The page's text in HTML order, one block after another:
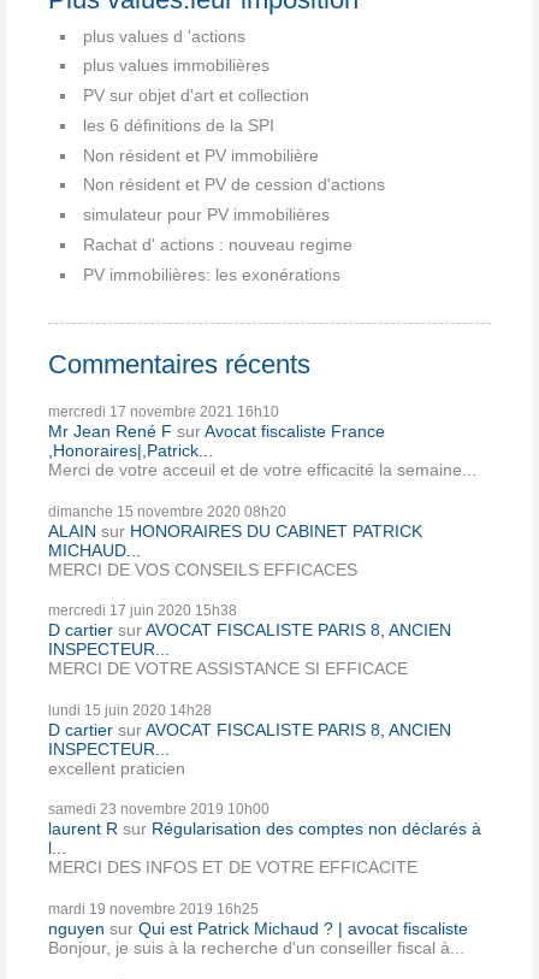
plus values d 'actions
plus values immobilières
PV sur objet d'art et collection
les 6 définitions de la SPI
Non résident et PV immobilière
Non résident et PV de cession d'actions
simulateur pour PV immobilières
Rachat d' actions : nouveau regime
PV immobilières: les exonérations
Commentaires récents
mercredi 17 novembre 2021 16h10
Mr Jean René F surAvocat fiscaliste France
,Honoraires|,Patrick...
Merci de votre acceuil et de votre efficacité la semaine...
dimanche 15 novembre 2020 08h20
ALAIN sur HONORAIRES DU CABINET PATRICK
MICHAUD...
MERCI DE VOS CONSEILS EFFICACES
mercredi 17 juin 2020 15h38
D cartier surAVOCAT FISCALISTE PARIS 8, ANCIEN
INSPECTEUR...
MERCI DE VOTRE ASSISTANCE SI EFFICACE
lundi 15 juin 2020 14h28
D cartier surAVOCAT FISCALISTE PARIS 8, ANCIEN
INSPECTEUR...
excellent praticien
samedi 23 novembre 2019 10h00
laurent R sur Régularisation des comptes non déclarés à
l...
MERCI DES INFOS ET DE VOTRE EFFICACITE
mardi 19 novembre 2019 16h25
nguyen sur Qui est Patrick Michaud ? | avocat fiscaliste
Bonjour, je suis à la recherche d'un conseiller fiscal à...